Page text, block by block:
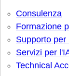
Consulenza
Formazione
Supporto per
Servizi per
Technical